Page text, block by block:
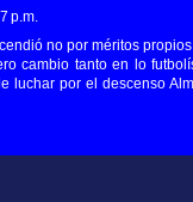
p.m.
no por méritos
cambio tanto en lo
luchar por el descenso